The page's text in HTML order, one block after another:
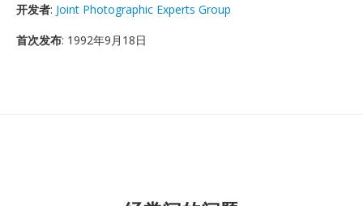
开发者: Joint Photographic Experts Group
首次发布: 1992年9月18日